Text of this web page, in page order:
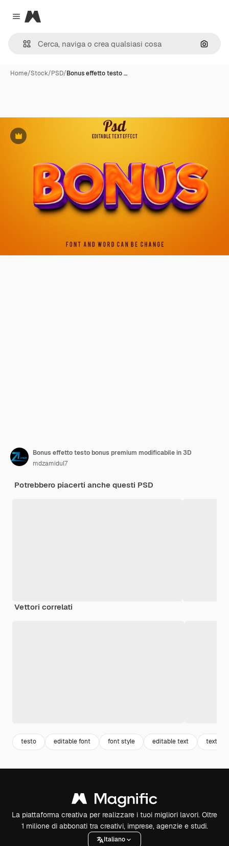
Close menu
Magnific
Cerca
Home/Stock/PSD/Bonus effetto testo …
Premium
Bonus effetto testo bonus premium modificabile in 3D
mdzamidul7
Potrebbero piacerti anche questi PSD
Vettori correlati
testo editable font font style editable text text
La piattaforma creativa per realizzare i tuoi migliori lavori. Oltre
1 milione di abbonati tra creativi, imprese, agenzie e studi.
Italiano